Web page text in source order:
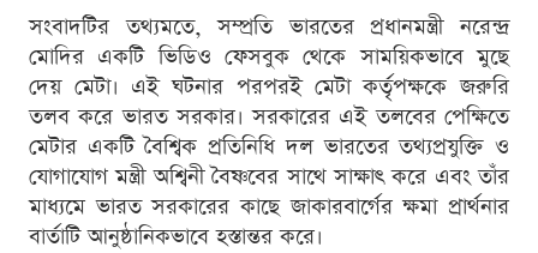
সংবাদটির তথ্যমতে, সম্প্রতি ভারতের প্রধানমন্ত্রী নরেন্দ্র
মোদির একটি ভিডিও ফেসবুক থেকে সাময়িকভাবে মুছে
দেয় মেটা। এই ঘটনার পরপরই মেটা কর্তৃপক্ষকে জরুরি
তলব করে ভারত সরকার। সরকারের এই তলবের পেক্ষিতে
মেটার একটি বৈশ্বিক প্রতিনিধি দল ভারতের তথ্যপ্রযুক্তি ও
যোগাযোগ মন্ত্রী অশ্বিনী বৈষ্ণবের সাথে সাক্ষাৎ করে এবং তাঁর
মাধ্যমে ভারত সরকারের কাছে জাকারবার্গের ক্ষমা প্রার্থনার
বার্তাটি আনুষ্ঠানিকভাবে হস্তান্তর করে।